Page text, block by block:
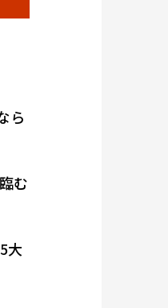
ら
む
大